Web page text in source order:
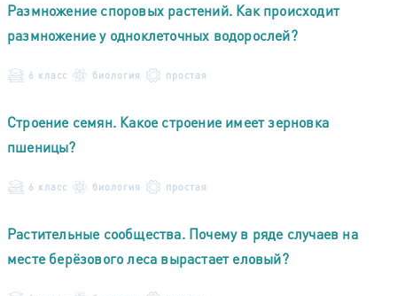
Размножение споровых растений. Как происходит
размножение у одноклеточных водорослей?
6 класс биология простая
Строение семян. Какое строение имеет зерновка
пшеницы?
6 класс биология простая
Растительные сообщества. Почему в ряде случаев на
месте берёзового леса вырастает еловый?